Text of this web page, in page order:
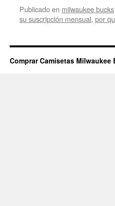
Publicado en milwaukee bucks
su suscripción mensual, por
Comprar Camisetas Milwaukee